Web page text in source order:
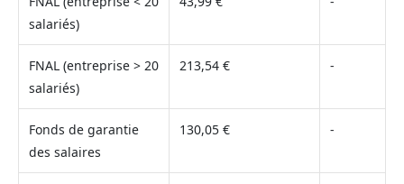
salariés)
FNAL (entreprise > 20
salariés)
213,54 € -
Fonds de garantie
des salaires
130,05 € -